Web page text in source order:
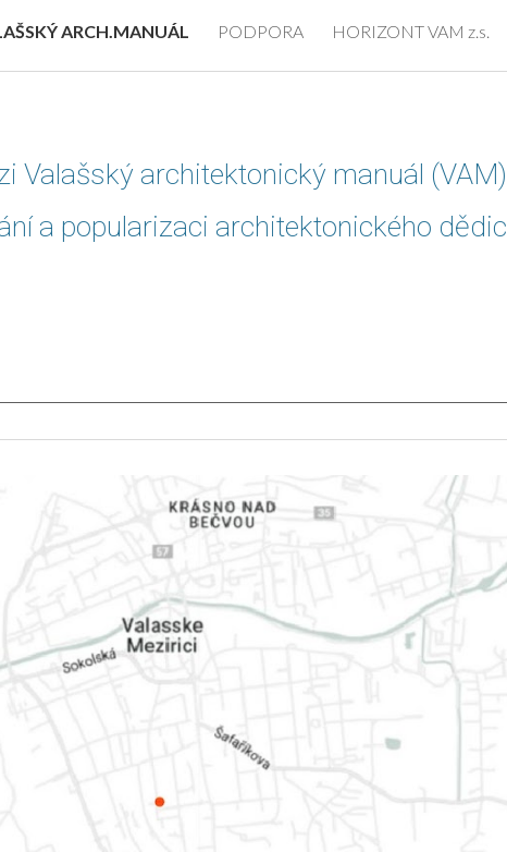
Skip to main content Skip to
ARCH.MANUÁL PODPORA HORIZONT VAM z.s.
Valašský architektonický manuál
a popularizaci architektonického